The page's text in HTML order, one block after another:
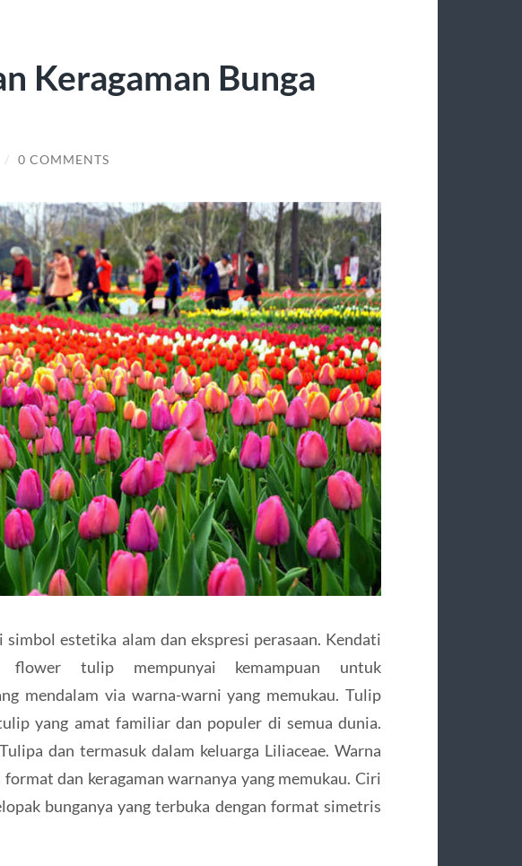
Keragaman Bunga
/ 0 COMMENTS
simbol estetika alam dan ekspresi perasaan. Kendati
flower tulip mempunyai kemampuan untuk
mendalam via warna-warni yang memukau. Tulip
yang amat familiar dan populer di semua dunia.
dan termasuk dalam keluarga Liliaceae. Warna
dan keragaman warnanya yang memukau. Ciri
bunganya yang terbuka dengan format simetris